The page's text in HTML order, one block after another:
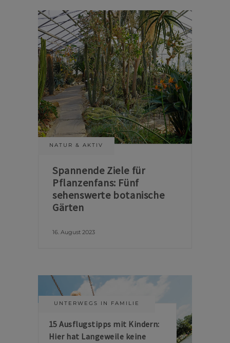
NATUR & AKTIV
Spannende Ziele für
Pflanzenfans: Fünf
sehenswerte botanische
Gärten
16. August 2023
UNTERWEGS IN FAMILIE
15 Ausflugstipps mit Kindern:
Hier hat Langeweile keine